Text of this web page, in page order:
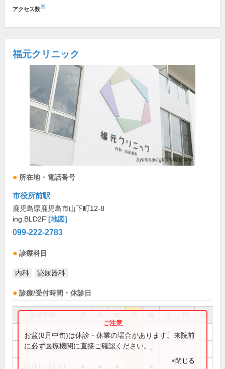
アクセス数※
福元クリニック
所在地・電話番号
市役所前駅
鹿児島県鹿児島市山下町12-8
ing.BLD2F [地図]
099-222-2783
診療科目
内科 泌尿器科
診療/受付時間・休診日
祝
9:00～12:00
9:00～13:00 ● ● ● ●
お盆(8月中旬)は休診・休業の場合があります。来院前
に必ず医療機関に直接ご確認ください。
×閉じる